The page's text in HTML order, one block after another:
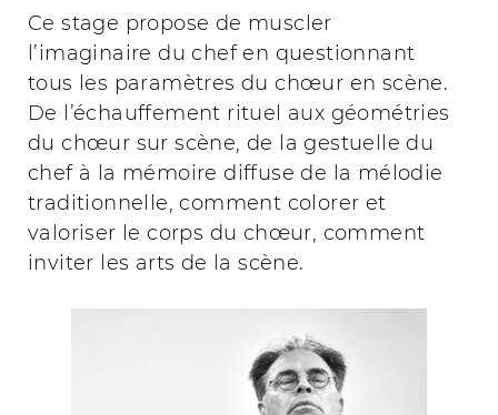
Ce stage propose de muscler
l’imaginaire du chef en questionnant
tous les paramètres du chœur en scène.
De l’échauffement rituel aux géométries
du chœur sur scène, de la gestuelle du
chef à la mémoire diffuse de la mélodie
traditionnelle, comment colorer et
valoriser le corps du chœur, comment
inviter les arts de la scène.